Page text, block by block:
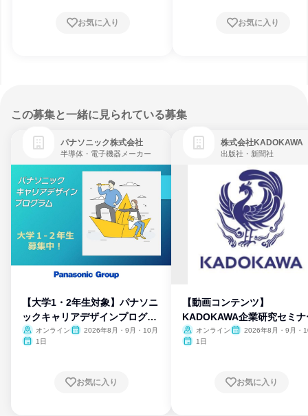
お気に入り お気に入り
この募集と一緒に見られている募集
パナソニック株式会社
半導体・電子機器メーカー
【大学1・2年生対象】パナソニ
ックキャリアデザインプログラ
ム
オンライン
2026年8月・9月・10月
1日
お気に入り
株式会社KADOKAWA
出版社・新聞社
【動画コンテンツ】
KADOKAWA企業研究セミナ
オンライン
2026年8月・9月・
1日
お気に入り